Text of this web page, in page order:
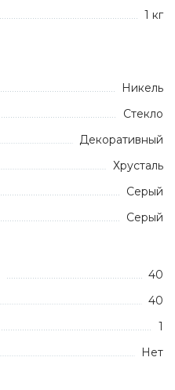
1 кг
Никель
Стекло
Декоративный
Хрусталь
Серый
Серый
40
40
1
Нет